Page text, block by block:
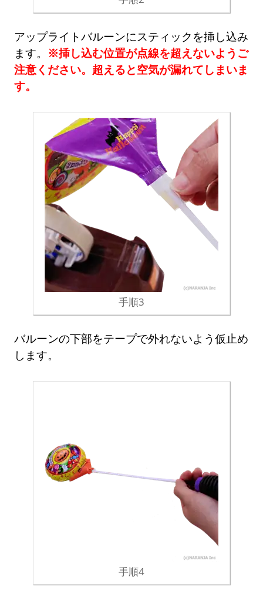
アップライトバルーンにスティックを挿し込み
ます。 ※挿し込む位置が点線を超えないようご
注意ください。超えると空気が漏れてしまいま
す。
手順3
バルーンの下部をテープで外れないよう仮止め
します。
手順4